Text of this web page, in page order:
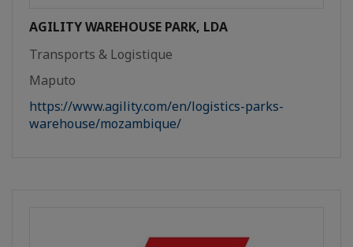
AGILITY WAREHOUSE PARK, LDA
Transports & Logistique
Maputo
https://www.agility.com/en/logistics-parks-
warehouse/mozambique/